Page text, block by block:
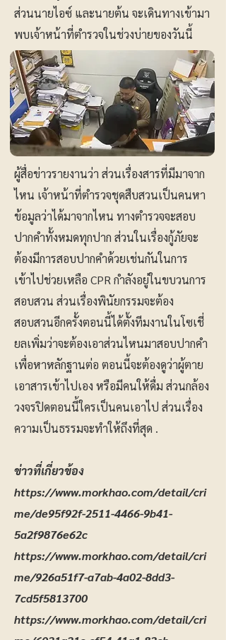
ส่วนนายไอซ์ และนายต้น จะเดินทางเข้ามา
พบเจ้าหน้าที่ตำรวจในช่วงบ่ายของวันนี้
ผู้สื่อข่าวรายงานว่า ส่วนเรื่องสารที่มีมาจาก
ไหน เจ้าหน้าที่ตำรวจชุดสืบสวนเป็นคนหา
ข้อมูลว่าได้มาจากไหน ทางตำรวจจะสอบ
ปากคำทั้งหมดทุกปาก ส่วนในเรื่องกู้ภัยจะ
ต้องมีการสอบปากคำด้วยเช่นกันในการ
เข้าไปช่วยเหลือ CPR กำลังอยู่ในขบวนการ
สอบสวน ส่วนเรื่องพินัยกรรมจะต้อง
สอบสวนอีกครั้งตอนนี้ได้ตั้งทีมงานในโซเชี่
ยลเพิ่มว่าจะต้องเอาส่วนไหนมาสอบปากคำ
เพื่อหาหลักฐานต่อ ตอนนี้จะต้องดูว่าผู้ตาย
เอาสารเข้าไปเอง หรือมีคนให้ดื่ม ส่วนกล้อง
วงจรปิดตอนนี้ใครเป็นคนเอาไป ส่วนเรื่อง
ความเป็นธรรมจะทำให้ถึงที่สุด .
ข่าวที่เกี่ยวข้อง
https://www.morkhao.com/detail/cri
me/de95f92f-2511-4466-9b41-
5a2f9876e62c
https://www.morkhao.com/detail/cri
me/926a51f7-a7ab-4a02-8dd3-
7cd5f5813700
https://www.morkhao.com/detail/cri